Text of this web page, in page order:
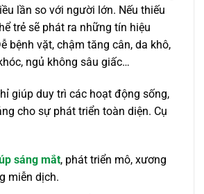
lần so với người lớn. Nếu thiếu
trẻ sẽ phát ra những tín hiệu
bệnh vặt, chậm tăng cân, da khô,
ngủ không sâu giấc…
giúp duy trì các hoạt động sống,
cho sự phát triển toàn diện. Cụ
sáng mắt, phát triển mô, xương
miễn dịch.